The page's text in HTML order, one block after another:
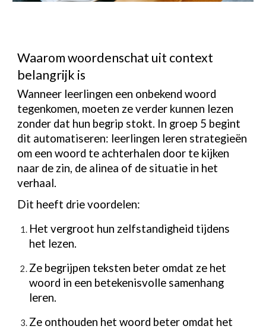
Waarom woordenschat uit context
belangrijk is
Wanneer leerlingen een onbekend woord
tegenkomen, moeten ze verder kunnen lezen
zonder dat hun begrip stokt. In groep 5 begint
dit automatiseren: leerlingen leren strategieën
om een woord te achterhalen door te kijken
naar de zin, de alinea of de situatie in het
verhaal.
Dit heeft drie voordelen:
Het vergroot hun zelfstandigheid tijdens
het lezen.
Ze begrijpen teksten beter omdat ze het
woord in een betekenisvolle samenhang
leren.
Ze onthouden het woord beter omdat het